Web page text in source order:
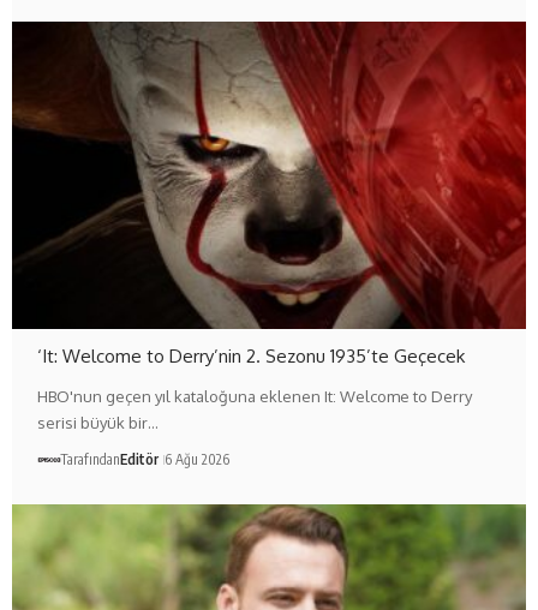
‘It: Welcome to Derry’nin 2. Sezonu 1935’te Geçecek
HBO'nun geçen yıl kataloğuna eklenen It: Welcome to Derry
serisi büyük bir…
TarafındanEditör 6 Ağu 2026